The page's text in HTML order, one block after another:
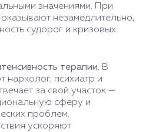
значениями. При
незамедлительно,
судорог и кризовых
терапии. В
нарколог, психиатр и
за свой участок —
сферу и
проблем.
ускоряют